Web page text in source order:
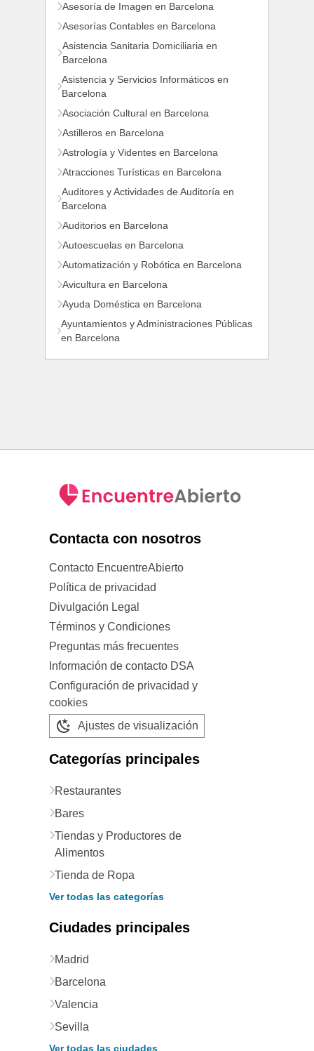
Asesoría de Imagen en Barcelona
Asesorías Contables en Barcelona
Asistencia Sanitaria Domiciliaria en
Barcelona
Asistencia y Servicios Informáticos en
Barcelona
Asociación Cultural en Barcelona
Astilleros en Barcelona
Astrología y Videntes en Barcelona
Atracciones Turísticas en Barcelona
Auditores y Actividades de Auditoría en
Barcelona
Auditorios en Barcelona
Autoescuelas en Barcelona
Automatización y Robótica en Barcelona
Avicultura en Barcelona
Ayuda Doméstica en Barcelona
Ayuntamientos y Administraciones Públicas
en Barcelona
Contacta con nosotros
Contacto EncuentreAbierto
Política de privacidad
Divulgación Legal
Términos y Condiciones
Preguntas más frecuentes
Información de contacto DSA
Configuración de privacidad y
cookies
Ajustes de visualización
Categorías principales
Restaurantes
Bares
Tiendas y Productores de
Alimentos
Tienda de Ropa
Ver todas las categorías
Ciudades principales
Madrid
Barcelona
Valencia
Sevilla
Ver todas las ciudades